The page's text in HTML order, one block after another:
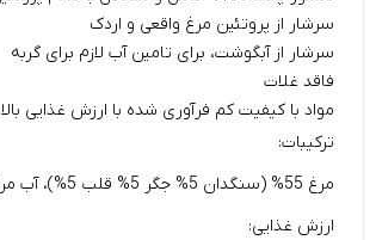
سرشار از پروتئین مرغ واقعی و اردک
سرشار از آبگوشت، برای تامین آب لازم برای گربه
فاقد غلات
مواد با کیفیت کم فرآوری شده با ارزش غذایی بالا
ترکیبات:
مرغ 55% (سنگدان 5% جگر 5% قلب 5%)، آب مرغ 33% اردک 6% روغن آفتابگردان تصفیه شده، نشاسته تاپیوکا، پودر تخم مرغ، مواد معدنی.
ارزش غذایی: